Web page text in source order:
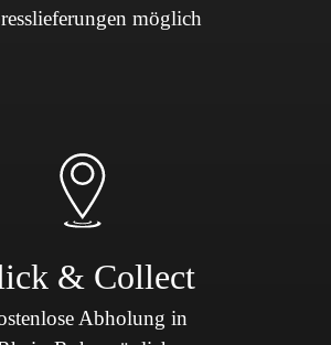
möglich
& Collect
Abholung in